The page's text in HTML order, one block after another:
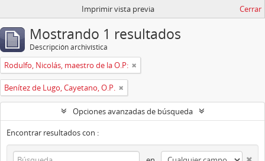
Imprimir vista previa Cerrar
Mostrando 1 resultados
Descripción archivística
Rodulfo, Nicolás, maestro de la O.P:
Benítez de Lugo, Cayetano, O.P.
Opciones avanzadas de búsqueda
Encontrar resultados con :